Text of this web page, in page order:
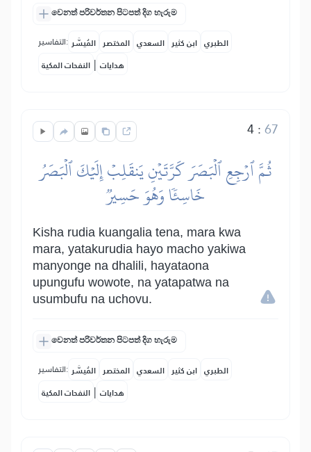
වෙනත් පරිවර්තන පිටපත් දිග හැරුම
التفاسير: المُيسَّر المختصر السعدي ابن كثير الطبري
النفحات المكية | هدايات
4:67
ثُمَّ ٱرۡجِعِ ٱلۡبَصَرَ كَرَّتَيۡنِ يَنقَلِبۡ إِلَيۡكَ ٱلۡبَصَرُ
خَاسِئٗا وَهُوَ حَسِيرٞ
Kisha rudia kuangalia tena, mara kwa
mara, yatakurudia hayo macho yakiwa
manyonge na dhalili, hayataona
upungufu wowote, na yatapatwa na
usumbufu na uchovu.
වෙනත් පරිවර්තන පිටපත් දිග හැරුම
التفاسير: المُيسَّر المختصر السعدي ابن كثير الطبري
النفحات المكية | هدايات